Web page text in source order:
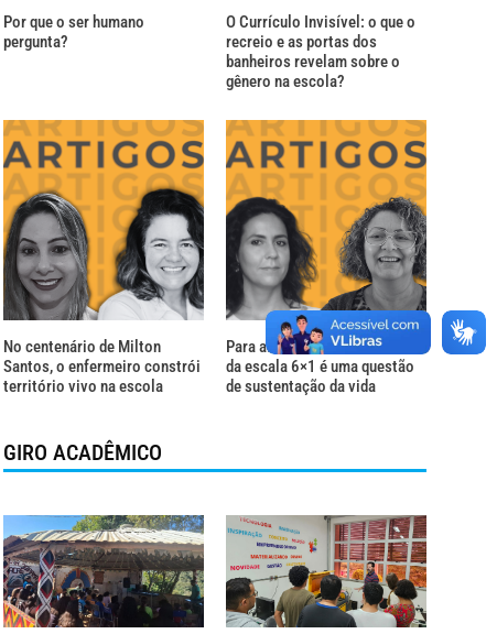
Por que o ser humano
pergunta?
O Currículo Invisível: o que o
recreio e as portas dos
banheiros revelam sobre o
gênero na escola?
No centenário de Milton
Santos, o enfermeiro constrói
território vivo na escola
Para além do descanso: o fim
da escala 6×1 é uma questão
de sustentação da vida
GIRO ACADÊMICO